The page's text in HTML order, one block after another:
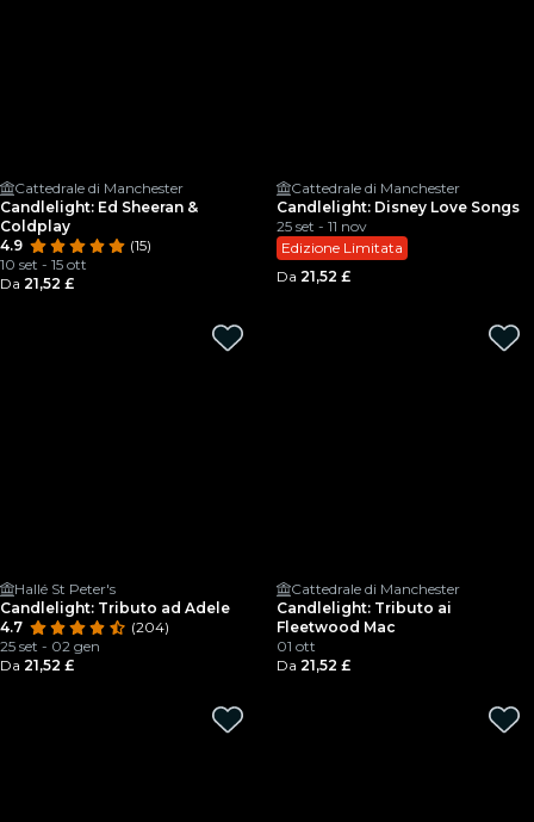
Cattedrale di Manchester
Candlelight: Ed Sheeran &
Coldplay
4.9
(15)
10 set - 15 ott
Da 21,52 £
Cattedrale di Manchester
Candlelight: Disney Love Songs
25 set - 11 nov
Edizione Limitata
Da 21,52 £
Hallé St Peter's
Candlelight: Tributo ad Adele
4.7
(204)
25 set - 02 gen
Da 21,52 £
Cattedrale di Manchester
Candlelight: Tributo ai
Fleetwood Mac
01 ott
Da 21,52 £